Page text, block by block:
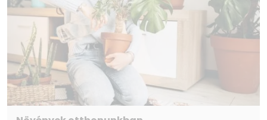
Kiegészítők
Magic Remote (Mozgásérzékelős távirányító)
MR22 kompatibilis, nem tartozék
Tápkábel Igen
Felhasználói útmutató Igen
Eco
Energiamegtakarítás Igen
Energiaosztály (SDR/HDR) F/G (A-G skála)